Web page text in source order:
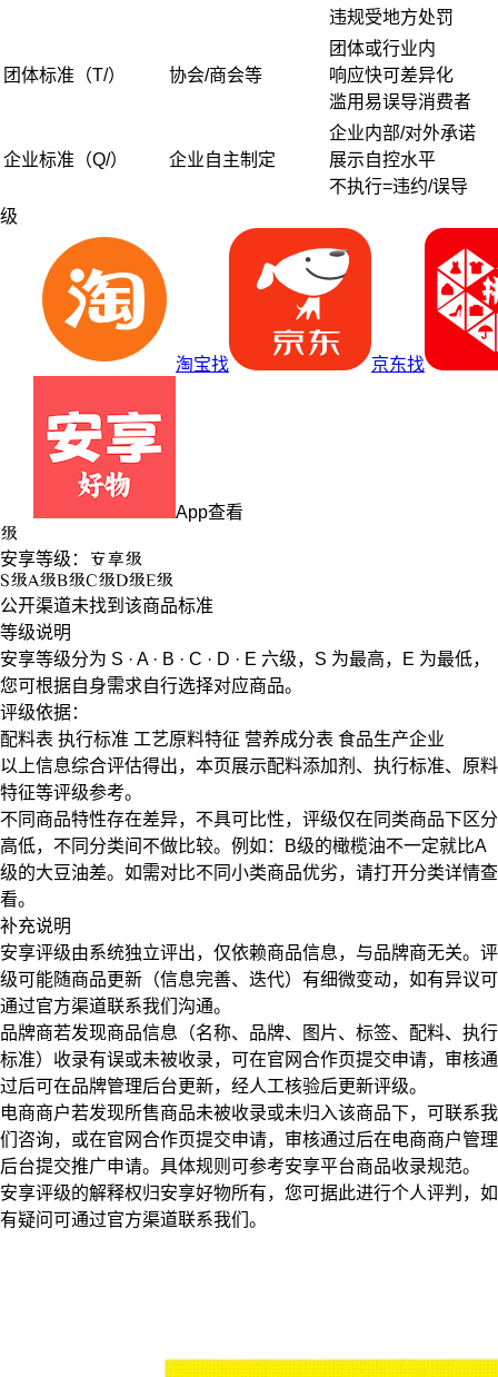
违规受地方处罚
团体标准（T/） 协会/商会等
团体或行业内
响应快可差异化
滥用易误导消费者
企业标准（Q/） 企业自主制定
企业内部/对外承诺
展示自控水平
不执行=违约/误导
级
淘宝找 京东找
App查看
级
安享等级： 安享级
S级A级B级C级D级E级
公开渠道未找到该商品标准
等级说明
安享等级分为 S · A · B · C · D · E 六级， S 为最高， E 为最低，
您可根据自身需求自行选择对应商品。
评级依据：
配料表 执行标准 工艺原料特征 营养成分表 食品生产企业
以上信息综合评估得出，本页展示配料添加剂 、 执行标准、 原料
特征等评级参考。
不同商品特性存在差异，不具可比性，评级仅在 同类商品下区分
高低，不同分类间不做比较。例如：B级的橄榄油不一定就比A
级的大豆油差。如需对比不同小类商品优劣，请打开分类详情查
看。
补充说明
安享评级由系统独立评出，仅依赖商品信息， 与品牌商无关。评
级可能随商品更新（信息完善、迭代）有细微变动，如有异议可
通过官方渠道联系我们沟通。
品牌商若发现商品信息（名称、品牌、图片、标签、配料、执行
标准）收录有误或未被收录，可在官网合作页提交申请，审核通
过后可在品牌管理后台更新，经人工核验后更新评级。
电商商户若发现所售商品未被收录或未归入该商品下，可联系我
们咨询，或在官网合作页提交申请，审核通过后在电商商户管理
后台提交推广申请。具体规则可参考安享平台商品收录规范。
安享评级的解释权归安享好物所有，您可据此进行个人评判，如
有疑问可通过官方渠道联系我们。